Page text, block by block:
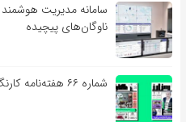
سامانه مدیریت هوشمند
ناوگان‌های پیچیده
شماره ۶۶ هفته‌نامه کارنگ و رمزارز شماره ۳۶ منتشر شد